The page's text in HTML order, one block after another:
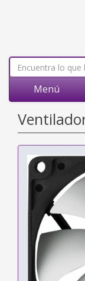
Menú